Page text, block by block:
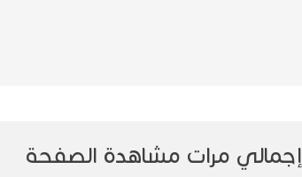
إجمالي مرات مشاهدة الصفحة